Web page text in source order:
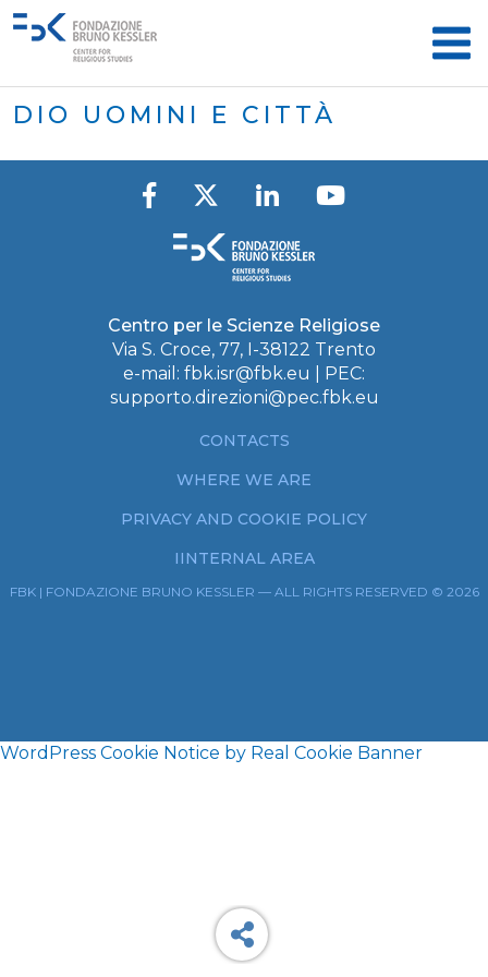
DIO UOMINI E CITTÀ
Centro per le Scienze Religiose
Via S. Croce, 77, I-38122 Trento
e-mail: fbk.isr@fbk.eu
| PEC:
supporto.direzioni@pec.fbk.eu
CONTACTS
WHERE WE ARE
PRIVACY AND COOKIE POLICY
IINTERNAL AREA
FBK | FONDAZIONE BRUNO KESSLER — ALL RIGHTS RESERVED © 2026
WordPress Cookie Notice by Real Cookie Banner